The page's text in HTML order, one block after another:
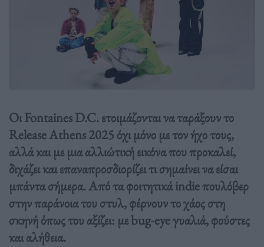
Οι Fontaines D.C. ετοιμάζονται να ταράξουν το
Release Athens 2025 όχι μόνο με τον ήχο τους,
αλλά και με μια αλλιώτική εικόνα που προκαλεί,
διχάζει και επαναπροσδιορίζει τι σημαίνει να είσαι
μπάντα σήμερα. Από τα φοιτητικά indie πουλόβερ
στην παράνοια του στυλ, φέρνουν το χάος στη
σκηνή όπως του αξίζει: με bug-eye γυαλιά, φούστες
και αλήθεια.